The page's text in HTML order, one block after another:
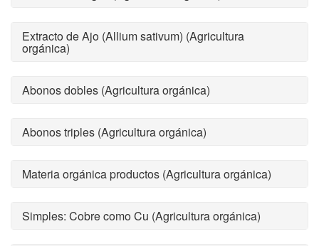
Extracto de Ajo (Allium sativum) (Agricultura
orgánica)
Abonos dobles (Agricultura orgánica)
Abonos triples (Agricultura orgánica)
Materia orgánica productos (Agricultura orgánica)
Simples: Cobre como Cu (Agricultura orgánica)